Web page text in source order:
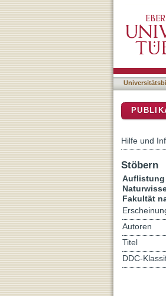
Hilfe und
Stöbern
Auflistung
Fakultät
Autoren
Titel
DDC-